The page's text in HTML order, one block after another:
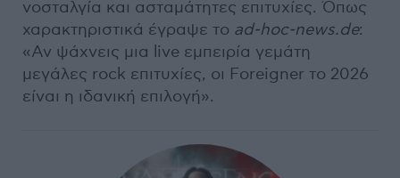
νοσταλγία και ασταμάτητες επιτυχίες. Όπως
χαρακτηριστικά έγραψε το ad-hoc-news.de:
«Αν ψάχνεις μια live εμπειρία γεμάτη
μεγάλες rock επιτυχίες, οι Foreigner το 2026
είναι η ιδανική επιλογή».